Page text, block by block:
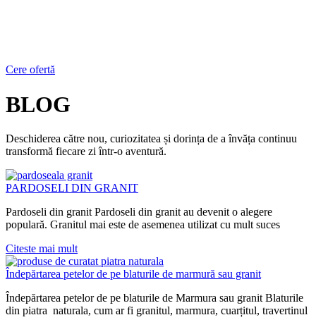
Cere ofertă
BLOG
Deschiderea către nou, curiozitatea și dorința de a învăța continuu
transformă fiecare zi într-o aventură.
PARDOSELI DIN GRANIT
Pardoseli din granit Pardoseli din granit au devenit o alegere
populară. Granitul mai este de asemenea utilizat cu mult suces
Citeste mai mult
Îndepărtarea petelor de pe blaturile de marmură sau granit
Îndepărtarea petelor de pe blaturile de Marmura sau granit Blaturile
din piatra naturala, cum ar fi granitul, marmura, cuarțitul, travertinul